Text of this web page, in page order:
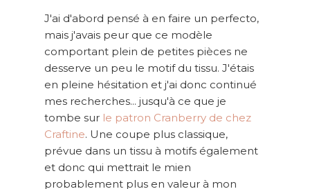
J'ai d'abord pensé à en faire un perfecto,
mais j'avais peur que ce modèle
comportant plein de petites pièces ne
desserve un peu le motif du tissu. J'étais
en pleine hésitation et j'ai donc continué
mes recherches... jusqu'à ce que je
tombe sur le patron Cranberry de chez
Craftine. Une coupe plus classique,
prévue dans un tissu à motifs également
et donc qui mettrait le mien
probablement plus en valeur à mon